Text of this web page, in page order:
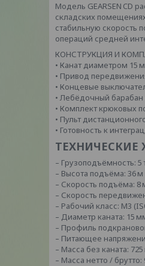
Модель GEARSEN CD
складских
стабильную скорость
операций средней
КОНСТРУКЦИЯ И
• Канат диаметром 15
• Привод
• Концевые
• Лебёдочный
• Комплект крюковых
• Пульт
• Готовность к
ТЕХНИЧЕСКИЕ
– Грузоподъёмность: 5
– Высота подъёма: 36 м
– Скорость подъёма:
– Скорость
– Рабочий класс: М3
– Диаметр каната: 15
– Профиль
– Питающее
– Масса без каната: 725
– Масса нетто / брутто: